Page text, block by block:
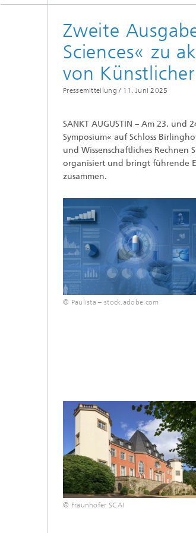
Zweite
Sciences« zu
von
Pressemitteilung / 11. Juni 2025
SANKT AUGUSTIN – Am 23.
Symposium« auf Schloss
und Wissenschaftliches
organisiert und bringt führende
zusammen.
© Paulista – stock.adobe.com
© Fraunhofer SCAI